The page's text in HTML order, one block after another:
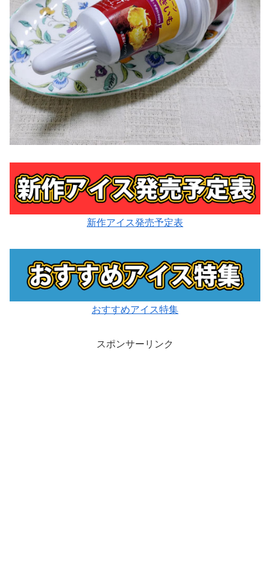
新作アイス発売予定表
おすすめアイス特集
スポンサーリンク